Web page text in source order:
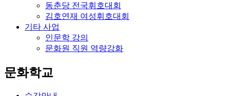
동춘당 전국휘호대회
김호연재 여성휘호대회
기타 사업
인문학 강의
문화원 직원 역량강화
문화학교